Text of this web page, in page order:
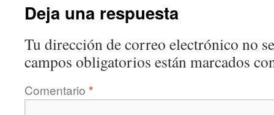
Deja una respuesta
Tu dirección de correo electrónico no
campos obligatorios están marcados
Comentario *